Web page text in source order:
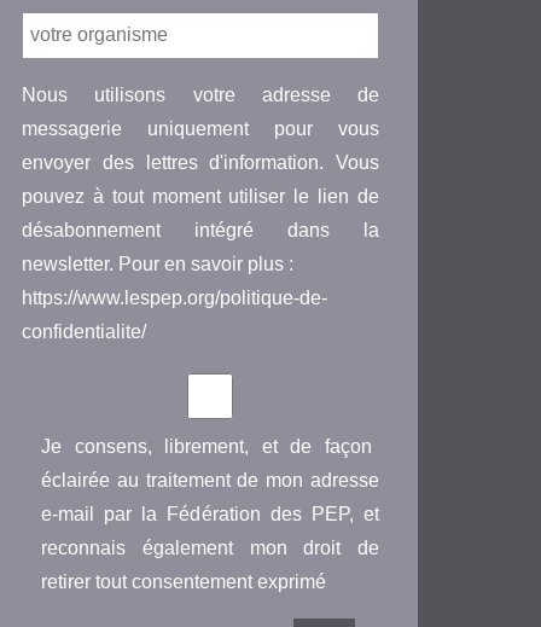
Nous utilisons votre adresse de
messagerie uniquement pour vous
envoyer des lettres d'information. Vous
pouvez à tout moment utiliser le lien de
désabonnement intégré dans la
newsletter. Pour en savoir plus :
https://www.lespep.org/politique-de-
confidentialite/
Je consens, librement, et de façon
éclairée au traitement de mon adresse
e-mail par la Fédération des PEP, et
reconnais également mon droit de
retirer tout consentement exprimé